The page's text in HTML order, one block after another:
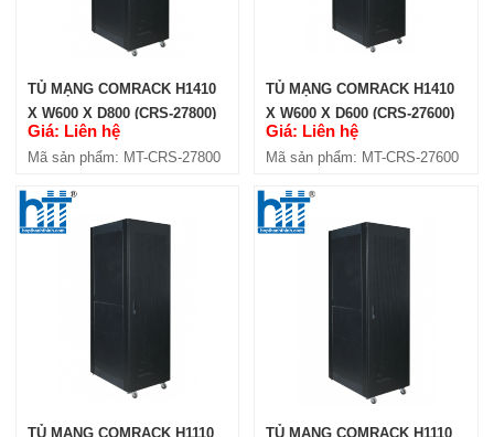
TỦ MẠNG COMRACK H1410
X W600 X D800 (CRS-27800)
Giá: Liên hệ
Mã sản phẩm: MT-CRS-27800
TỦ MẠNG COMRACK H1410
X W600 X D600 (CRS-27600)
Giá: Liên hệ
Mã sản phẩm: MT-CRS-27600
TỦ MẠNG COMRACK H1110
TỦ MẠNG COMRACK H1110